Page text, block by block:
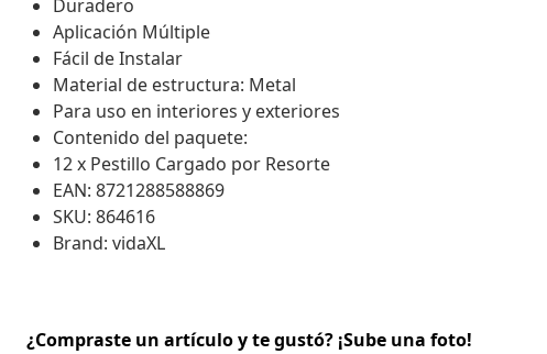
Duradero
Aplicación Múltiple
Fácil de Instalar
Material de estructura: Metal
Para uso en interiores y exteriores
Contenido del paquete:
12 x Pestillo Cargado por Resorte
EAN: 8721288588869
SKU: 864616
Brand: vidaXL
¿Compraste un artículo y te gustó? ¡Sube una foto!